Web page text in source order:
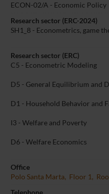
ECON-02/A - Economic Policy
Research sector (ERC-2024)
SH1_8 - Econometrics, game
Research sector (ERC)
C5 - Econometric Modeling
D5 - General Equilibrium and
D1 - Household Behavior and
I3 - Welfare and Poverty
D6 - Welfare Economics
Office
Polo Santa Marta, Floor 1,
Telephone